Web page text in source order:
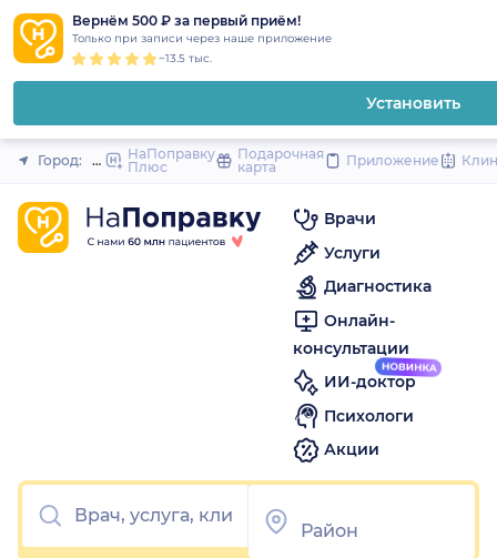
Вернём 500 ₽ за первый приём!
Только при записи через наше приложение
~13.5 тыс.
Установить
Закрыть
Город: ПермьНаПоправку
Плюс
Подарочная
карта
Приложение
Врачи
Услуги
Диагностика
Онлайн-
консультации
ИИ-доктор
Психологи
Акции